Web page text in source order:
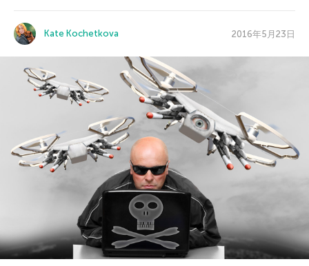
Kate Kochetkova 2016年5月23日